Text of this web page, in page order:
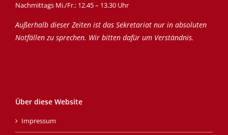
Nachmittags Mi./Fr.: 12.45 – 13.30 Uhr
Außerhalb dieser Zeiten ist das Sekretariat nur in absoluten
Notfällen zu sprechen. Wir bitten dafür um Verständnis.
Über diese Website
Impressum